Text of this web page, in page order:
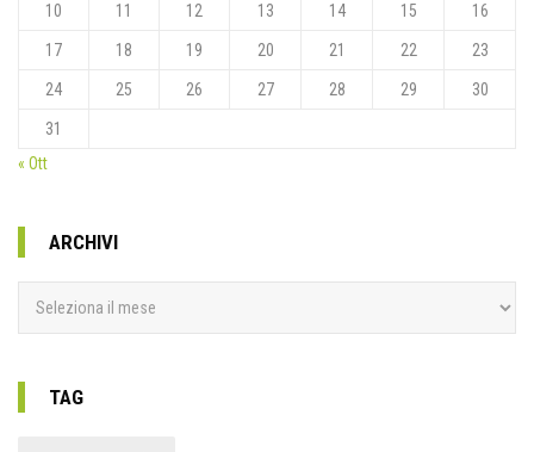
10 11 12 13 14 15 16
17 18 19 20 21 22 23
24 25 26 27 28 29 30
31
« Ott
ARCHIVI
TAG